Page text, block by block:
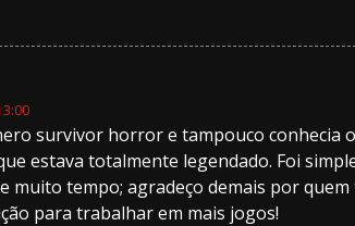
survivor horror e tampouco conhecia
estava totalmente legendado. Foi
muito tempo; agradeço demais por
para trabalhar em mais jogos!